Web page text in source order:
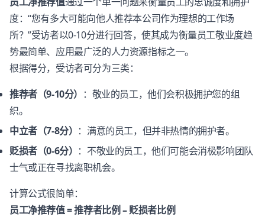
度：“您有多大可能向他人推荐本公司作为理想的工作场
所？”受访者以0-10分进行回答，使其成为衡量员工敬业度趋
势最简单、应用最广泛的人力资源指标之一。
根据得分，受访者可分为三类：
推荐者（9-10分） ：敬业的员工，他们会积极拥护您的组
织。
中立者（7-8分） ：满意的员工，但并非热情的拥护者。
贬损者（0-6分） ：不敬业的员工，他们可能会消极影响团队
士气或正在寻找离职机会。
计算公式很简单：
员工净推荐值 = 推荐者比例 – 贬损者比例